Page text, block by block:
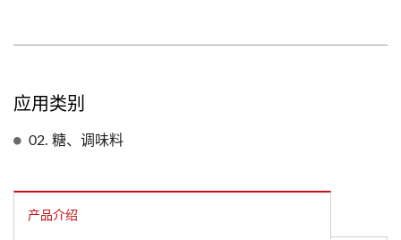
应用类别
02. 糖、调味料
产品介绍